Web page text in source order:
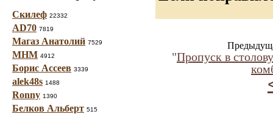
Скилеф 22332
AD70 7819
Магаз Анатолий 7529
МНМ 4912
Борис Ассеев 3339
alek48s 1488
Ronny 1390
Белков Альберт 515
"Пропуск в